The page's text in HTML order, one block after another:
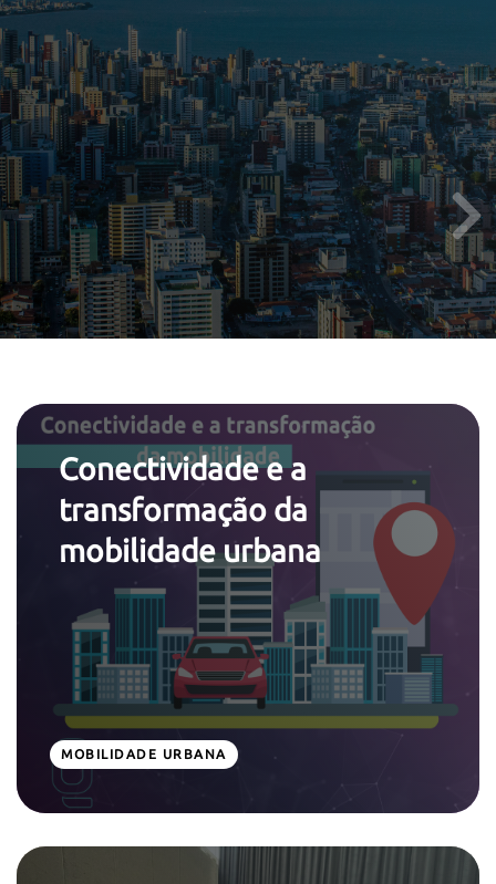
Conectividade e a
transformação da
mobilidade urbana
MOBILIDADE URBANA